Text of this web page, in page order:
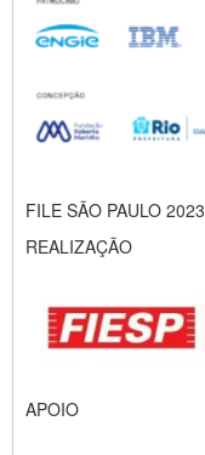
FILE SÃO PAULO 2023
REALIZAÇÃO
APOIO